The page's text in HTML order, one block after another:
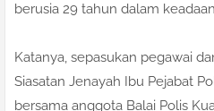
berusia 29 tahun dalam
Katanya, sepasukan pegawai
Siasatan Jenayah Ibu Pejabat
bersama anggota Balai Polis